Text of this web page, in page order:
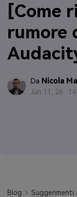
[Come
rumore
Da Nicola
Jun 11, 26 ·
Blog
Suggerimenti